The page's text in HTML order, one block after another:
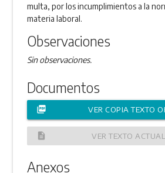
multa, por los incumplimientos a la
materia laboral.
Observaciones
Sin observaciones.
Documentos
picture_as_pdf VER COPIA TEXTO
description VER TEXTO
Anexos